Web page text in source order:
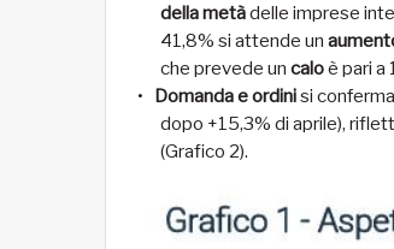
della metàdelle imprese
41,8% si attende un
che prevede un caloè pari a
Domanda e ordinisi
dopo +15,3% di aprile),
(Grafico 2).